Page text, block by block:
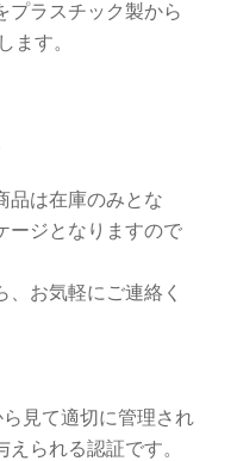
プラスチック製から
ます。
品は在庫のみとな
ージとなりますので
、お気軽にご連絡く
見て適切に管理され
られる認証です。